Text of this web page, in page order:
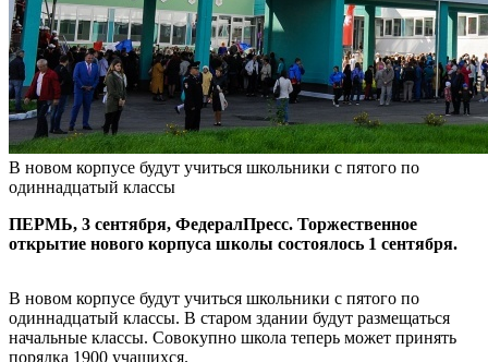
В новом корпусе будут учиться школьники с пятого по
одиннадцатый классы
ПЕРМЬ, 3 сентября, ФедералПресс. Торжественное
открытие нового корпуса школы состоялось 1 сентября.
В новом корпусе будут учиться школьники с пятого по
одиннадцатый классы. В старом здании будут размещаться
начальные классы. Совокупно школа теперь может принять
порядка 1900 учащихся.